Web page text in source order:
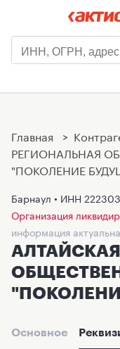
Главная >
РЕГИОНАЛЬНАЯ
"ПОКОЛЕНИЕ
Барнаул • ИНН
Организация
информация
Основное